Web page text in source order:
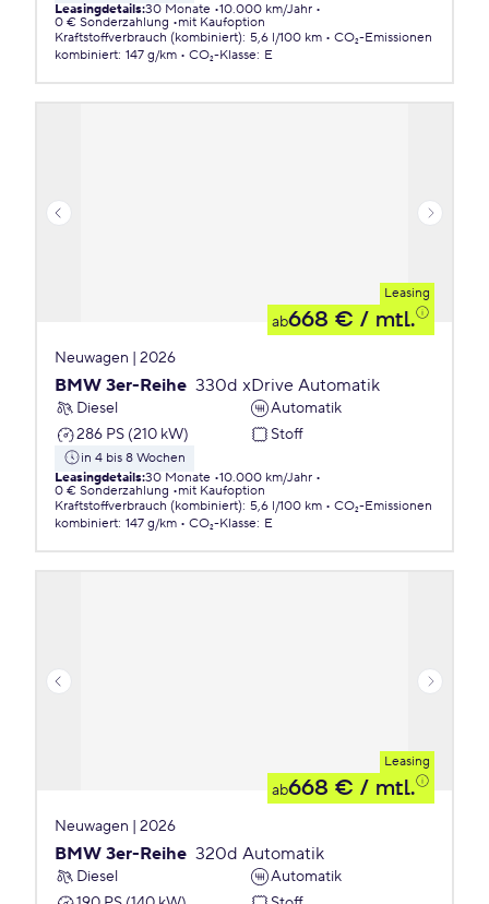
Leasingdetails:30 Monate 10.000 km/Jahr
0 € Sonderzahlung
mit Kaufoption
Kraftstoffverbrauch (kombiniert): 5,6 l/100 km
CO₂-Emissionen
kombiniert: 147 g/km CO₂-Klasse: E
Leasing
ab668 € / mtl.
Neuwagen | 2026
BMW 3er-Reihe 330d xDrive Automatik
Diesel
Automatik
286 PS (210 kW)
Stoff
in 4 bis 8 Wochen
Leasingdetails:30 Monate 10.000 km/Jahr
0 € Sonderzahlung
mit Kaufoption
Kraftstoffverbrauch (kombiniert): 5,6 l/100 km
CO₂-Emissionen
kombiniert: 147 g/km CO₂-Klasse: E
Leasing
ab668 € / mtl.
Neuwagen | 2026
BMW 3er-Reihe 320d Automatik
Diesel
Automatik